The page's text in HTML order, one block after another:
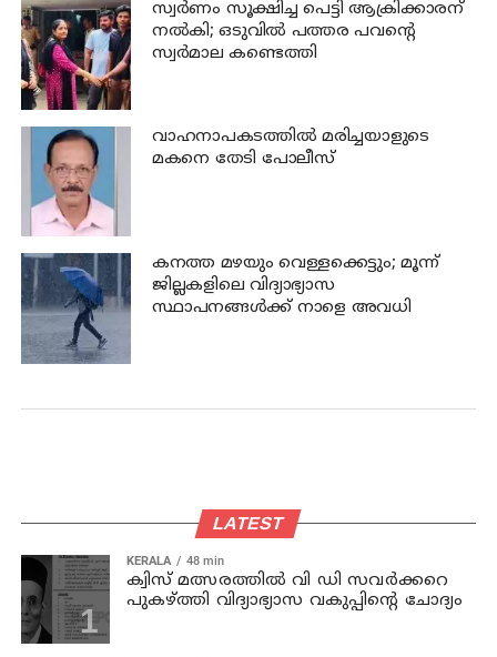
സ്വര്‍ണം സൂക്ഷിച്ച പെട്ടി ആക്രിക്കാരന്
നല്‍കി; ഒടുവില്‍ പത്തര പവന്റെ
സ്വര്‍മാല കണ്ടെത്തി
വാഹനാപകടത്തില്‍ മരിച്ചയാളുടെ
മകനെ തേടി പോലീസ്
കനത്ത മഴയും വെള്ളക്കെട്ടും; മൂന്ന്‌
ജില്ലകളിലെ വിദ്യാഭ്യാസ
സ്ഥാപനങ്ങള്‍ക്ക് നാളെ അവധി
LATEST
KERALA 48 min
ക്വിസ് മത്സരത്തില്‍ വി ഡി സവര്‍ക്കറെ
പുകഴ്ത്തി വിദ്യാഭ്യാസ വകുപ്പിന്റെ ചോദ്യം